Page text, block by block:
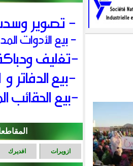
ازويرات افديرك